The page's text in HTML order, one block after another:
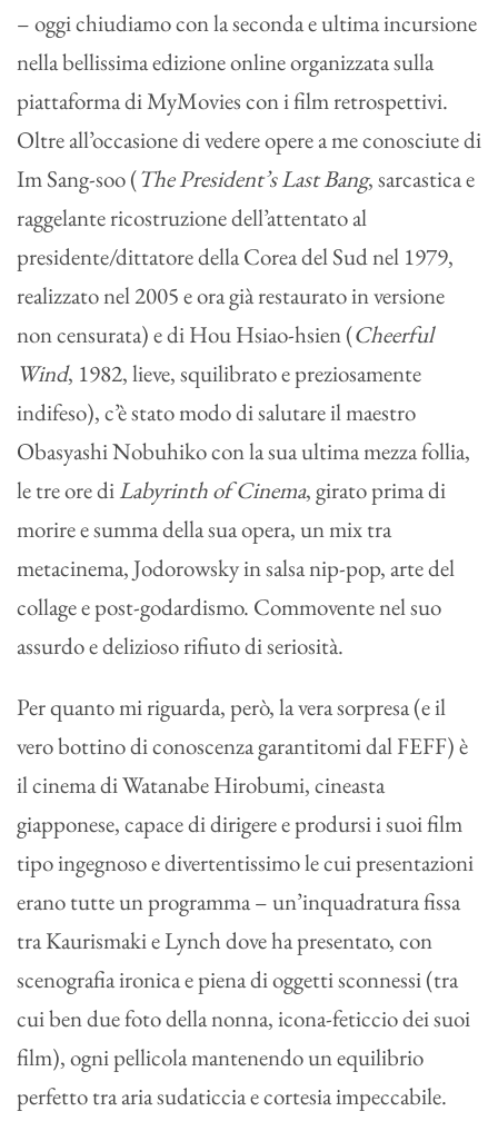
– oggi chiudiamo con la seconda e ultima incursione
nella bellissima edizione online organizzata sulla
piattaforma di MyMovies con i film retrospettivi.
Oltre all’occasione di vedere opere a me conosciute di
Im Sang-soo (The President’s Last Bang, sarcastica e
raggelante ricostruzione dell’attentato al
presidente/dittatore della Corea del Sud nel 1979,
realizzato nel 2005 e ora già restaurato in versione
non censurata) e di Hou Hsiao-hsien (Cheerful
Wind, 1982, lieve, squilibrato e preziosamente
indifeso), c’è stato modo di salutare il maestro
Obasyashi Nobuhiko con la sua ultima mezza follia,
le tre ore diLabyrinth of Cinema, girato prima di
morire e summa della sua opera, un mix tra
metacinema, Jodorowsky in salsa nip-pop, arte del
collage e post-godardismo. Commovente nel suo
assurdo e delizioso rifiuto di seriosità.
Per quanto mi riguarda, però, la vera sorpresa (e il
vero bottino di conoscenza garantitomi dal FEFF) è
il cinema di Watanabe Hirobumi, cineasta
giapponese, capace di dirigere e prodursi i suoi film
tipo ingegnoso e divertentissimo le cui presentazioni
erano tutte un programma – un’inquadratura fissa
tra Kaurismaki e Lynch dove ha presentato, con
scenografia ironica e piena di oggetti sconnessi (tra
cui ben due foto della nonna, icona-feticcio dei suoi
film), ogni pellicola mantenendo un equilibrio
perfetto tra aria sudaticcia e cortesia impeccabile.